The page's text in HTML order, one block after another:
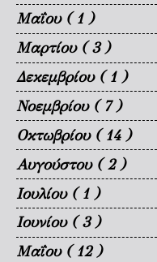
Μαΐου ( 1 )
Μαρτίου ( 3 )
Δεκεμβρίου ( 1 )
Νοεμβρίου ( 7 )
Οκτωβρίου ( 14 )
Αυγούστου ( 2 )
Ιουλίου ( 1 )
Ιουνίου ( 3 )
Μαΐου ( 12 )